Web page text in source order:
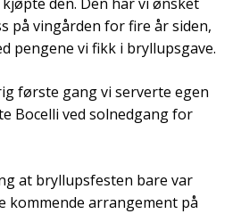
på vingården for fire år siden,
pengene vi fikk i bryllupsgave.
første gang vi serverte egen
Bocelli ved solnedgang for
at bryllupsfesten bare var
kommende arrangement på